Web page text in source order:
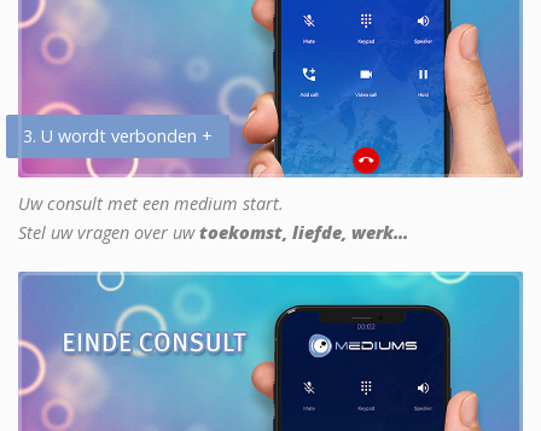
3. U wordt verbonden +
Uw consult met een medium start.
Stel uw vragen over uwtoekomst, liefde, werk...